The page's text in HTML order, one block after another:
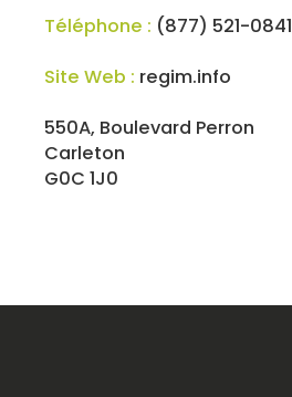
Téléphone : (877) 521-0841
Site Web : regim.info
550A, Boulevard Perron
Carleton
G0C 1J0